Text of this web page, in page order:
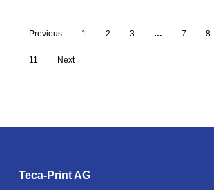
Previous 1 2 3 … 7 8
11 Next
Teca-Print AG